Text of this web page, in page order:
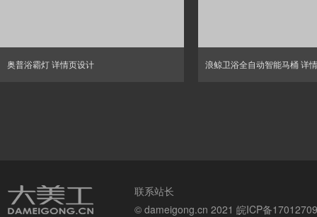
奥普浴霸灯 详情页设计 浪鲸卫浴全自动智能马桶 详
联系站长
© dameigong.cn 2021 皖ICP备